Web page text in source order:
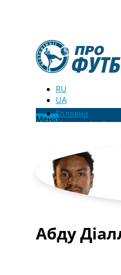
RU
UA
МенюГоловна
Новини футболу
Футбольні
Останні
Конкурс
Логін
Рейтінги
Турніри
Чемпіонат
Абду